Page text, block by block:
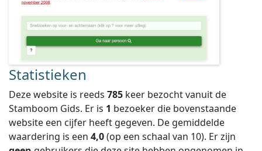
Statistieken
Deze website is reeds 785 keer bezocht vanuit de
Stamboom Gids. Er is 1 bezoeker die bovenstaande
website een cijfer heeft gegeven. De gemiddelde
waardering is een 4,0(op een schaal van 10). Er zijn